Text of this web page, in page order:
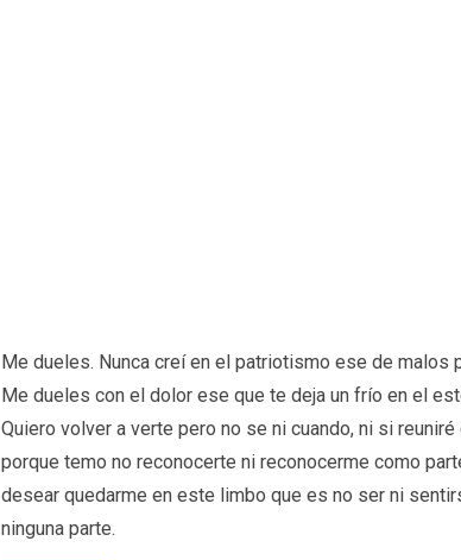
Me dueles. Nunca creí en el patriotismo ese de malos
Me dueles con el dolor ese que te deja un frío en el
Quiero volver a verte pero no se ni cuando, ni si reuniré
porque temo no reconocerte ni reconocerme como
desear quedarme en este limbo que es no ser ni
ninguna parte.